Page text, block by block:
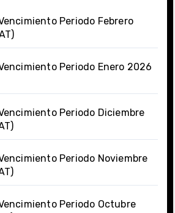
Periodo Febrero
Periodo Enero 2026
Periodo Diciembre
Periodo Noviembre
Periodo Octubre